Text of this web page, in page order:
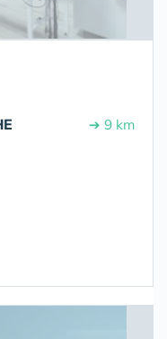
➔ 9 km